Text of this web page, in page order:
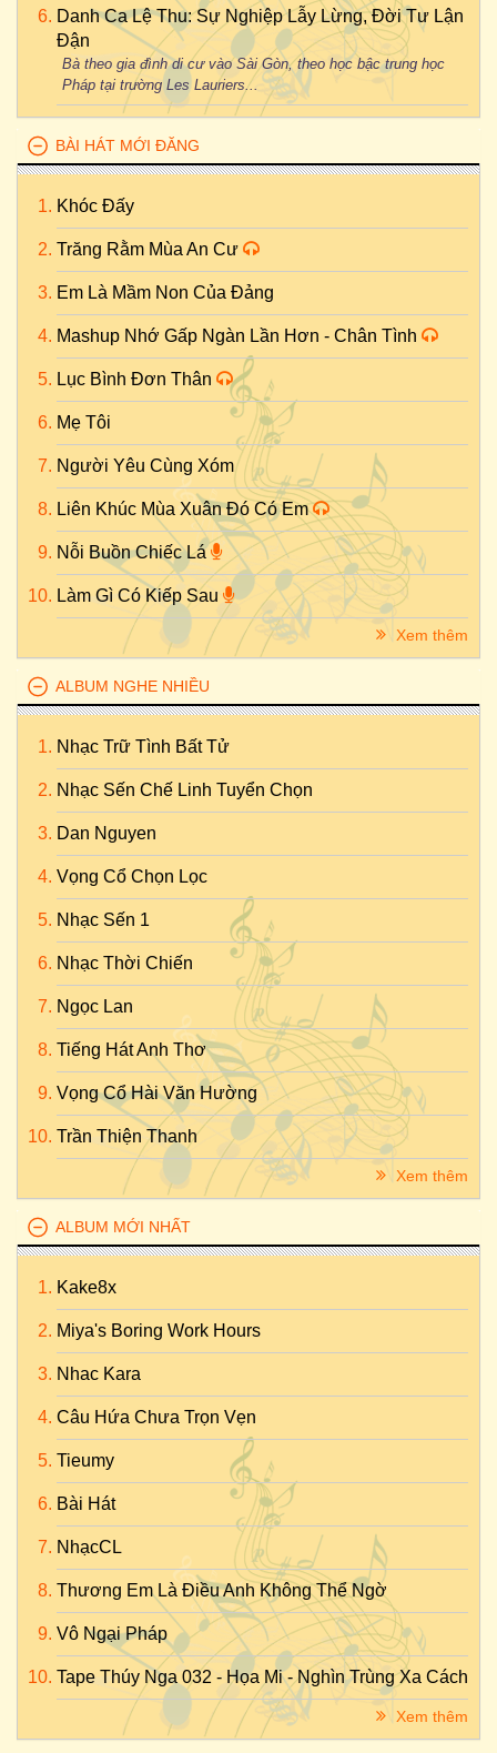
Danh Ca Lệ Thu: Sự Nghiệp Lẫy Lừng, Đời Tư Lận
Đận
Bà theo gia đình di cư vào Sài Gòn, theo học bậc trung học
Pháp tại trường Les Lauriers...
BÀI HÁT MỚI ĐĂNG
Khóc Đấy
Trăng Rằm Mùa An Cư
Em Là Mầm Non Của Đảng
Mashup Nhớ Gấp Ngàn Lần Hơn - Chân Tình
Lục Bình Đơn Thân
Mẹ Tôi
Người Yêu Cùng Xóm
Liên Khúc Mùa Xuân Đó Có Em
Nỗi Buồn Chiếc Lá
Làm Gì Có Kiếp Sau
Xem thêm
ALBUM NGHE NHIỀU
Nhạc Trữ Tình Bất Tử
Nhạc Sến Chế Linh Tuyển Chọn
Dan Nguyen
Vọng Cổ Chọn Lọc
Nhạc Sến 1
Nhạc Thời Chiến
Ngọc Lan
Tiếng Hát Anh Thơ
Vọng Cổ Hài Văn Hường
Trần Thiện Thanh
Xem thêm
ALBUM MỚI NHẤT
Kake8x
Miya's Boring Work Hours
Nhac Kara
Câu Hứa Chưa Trọn Vẹn
Tieumy
Bài Hát
NhạcCL
Thương Em Là Điều Anh Không Thể Ngờ
Vô Ngại Pháp
Tape Thúy Nga 032 - Họa Mi - Nghìn Trùng Xa Cách
Xem thêm